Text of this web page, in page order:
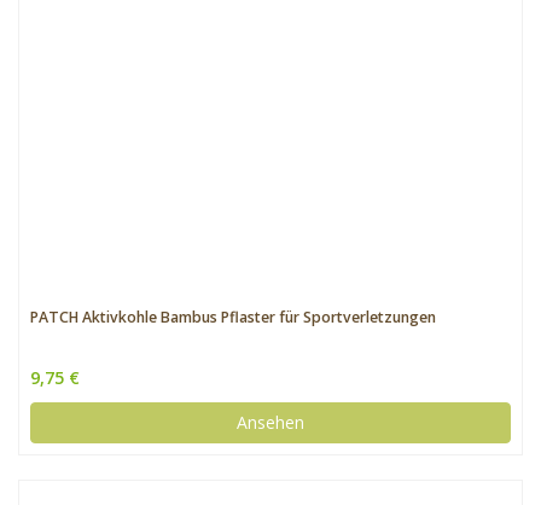
PATCH Aktivkohle Bambus Pflaster für Sportverletzungen
9,75 €
Ansehen